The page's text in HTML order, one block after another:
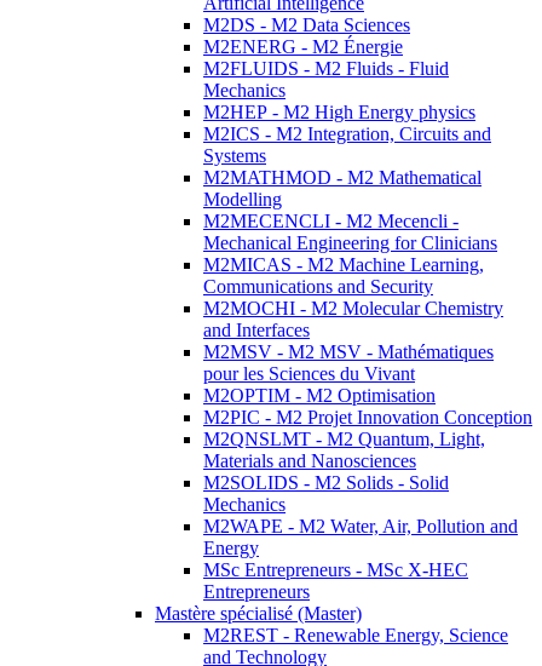
M2DS - M2 Data Sciences
M2ENERG - M2 Énergie
M2FLUIDS - M2 Fluids - Fluid
Mechanics
M2HEP - M2 High Energy physics
M2ICS - M2 Integration, Circuits and
Systems
M2MATHMOD - M2 Mathematical
Modelling
M2MECENCLI - M2 Mecencli -
Mechanical Engineering for Clinicians
M2MICAS - M2 Machine Learning,
Communications and Security
M2MOCHI - M2 Molecular Chemistry
and Interfaces
M2MSV - M2 MSV - Mathématiques
pour les Sciences du Vivant
M2OPTIM - M2 Optimisation
M2PIC - M2 Projet Innovation Conception
M2QNSLMT - M2 Quantum, Light,
Materials and Nanosciences
M2SOLIDS - M2 Solids - Solid
Mechanics
M2WAPE - M2 Water, Air, Pollution and
Energy
MSc Entrepreneurs - MSc X-HEC
Entrepreneurs
Mastère spécialisé (Master)
M2REST - Renewable Energy, Science
and Technology